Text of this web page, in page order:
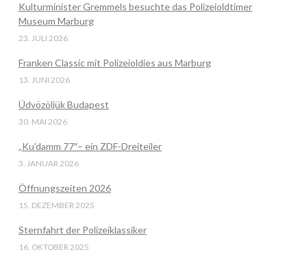
VIEW POST
Kulturminister Gremmels besuchte das Polizeioldtimer
Museum Marburg
23. JULI 2026
Franken Classic mit Polizeioldies aus Marburg
13. JUNI 2026
Üdvözöljük Budapest
30. MAI 2026
„Ku’damm 77″– ein ZDF-Dreiteiler
3. JANUAR 2026
Öffnungszeiten 2026
15. DEZEMBER 2025
Sternfahrt der Polizeiklassiker
16. OKTOBER 2025